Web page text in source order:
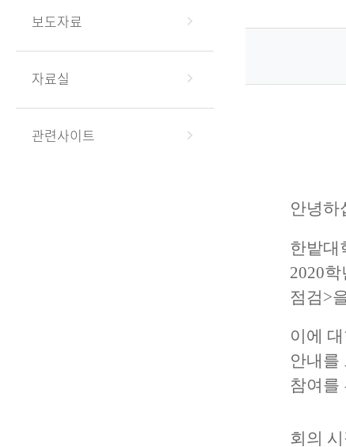
보도자료
자료실
관련사이트
안녕하
한밭대
2020
점검>
이에
안내를
참여를
회의